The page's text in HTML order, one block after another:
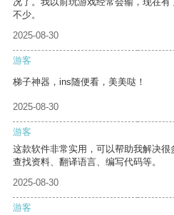
不少。
2025-08-30
游客
梯子神器，ins随便看，美美哒！
2025-08-30
游客
这款软件非常实用，可以帮助我解决
查找资料、翻译语言、编写代码等。
2025-08-30
游客